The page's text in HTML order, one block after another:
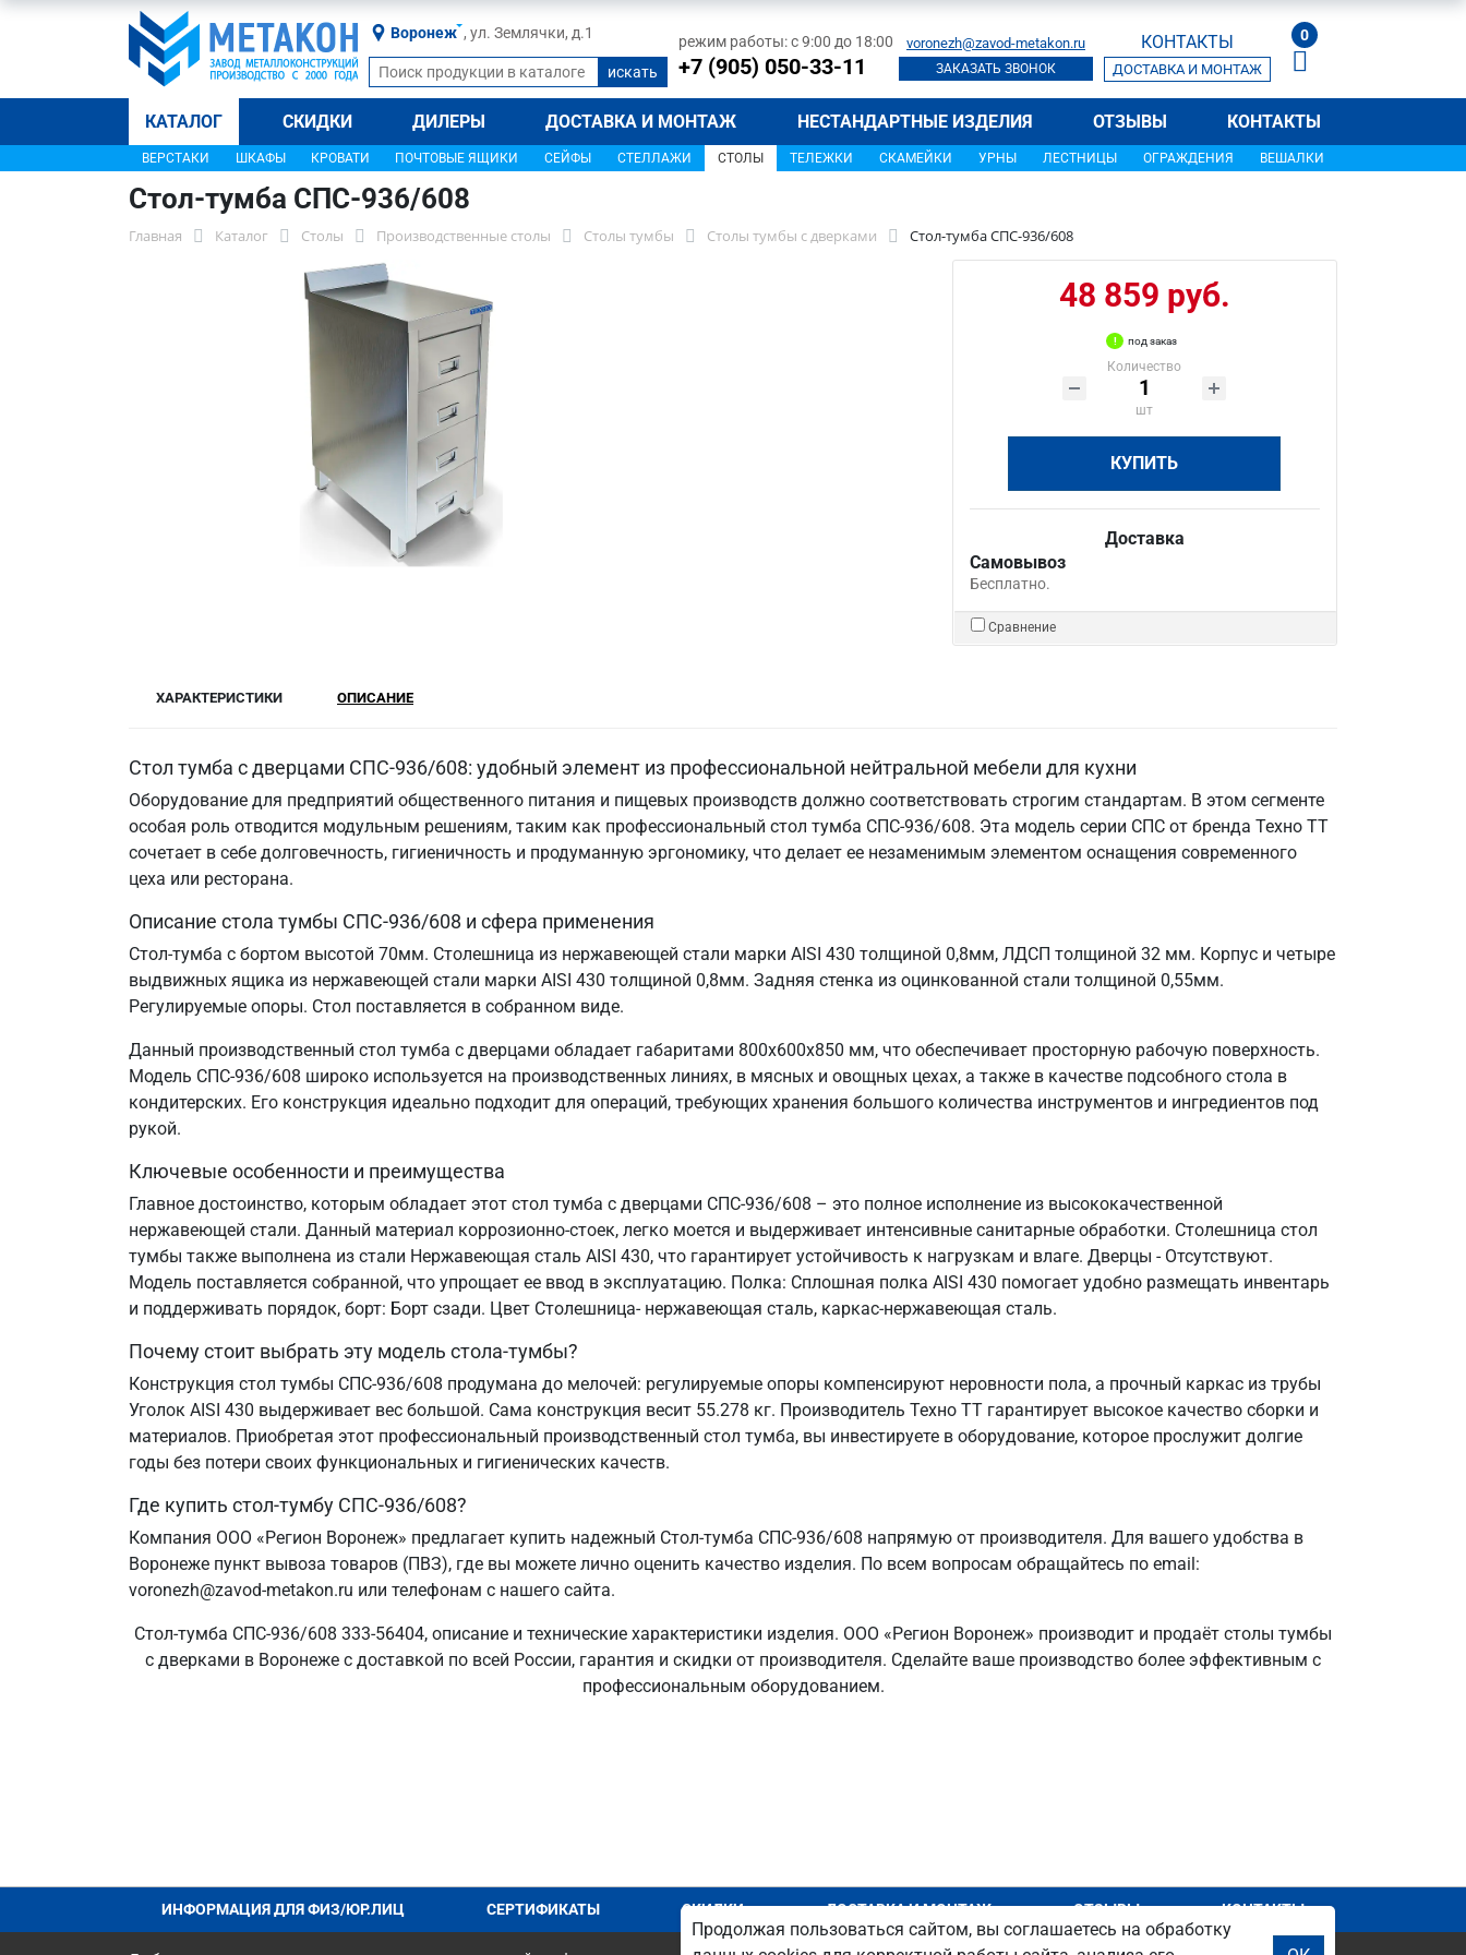
Воронеж , ул. Землячки, д.1 режим работы: с 9:00 до 18:00
+7 (905) 050-33-11
voronezh@zavod-metakon.ru
ЗАКАЗАТЬ ЗВОНОК
КОНТАКТЫ
ДОСТАВКА И МОНТАЖ
0
КАТАЛОГ СКИДКИ ДИЛЕРЫ ДОСТАВКА И МОНТАЖ НЕСТАНДАРТНЫЕ ИЗДЕЛИЯ ОТЗЫВЫ КОНТАКТЫ
ВЕРСТАКИ ШКАФЫ КРОВАТИ ПОЧТОВЫЕ ЯЩИКИ СЕЙФЫ СТЕЛЛАЖИ СТОЛЫ ТЕЛЕЖКИ СКАМЕЙКИ УРНЫ ЛЕСТНИЦЫ ОГРАЖДЕНИЯ ВЕШАЛКИ
Стол-тумба СПС-936/608
Главная Каталог Столы Производственные столы Столы тумбы Столы тумбы с дверками Стол-тумба СПС-936/608
48 859 руб.
под заказ
Количество
шт
КУПИТЬ
Доставка
Самовывоз
Бесплатно.
Сравнение
ХАРАКТЕРИСТИКИ ОПИСАНИЕ
Стол тумба с дверцами СПС-936/608: удобный элемент из профессиональной нейтральной мебели для кухни
Оборудование для предприятий общественного питания и пищевых производств должно соответствовать строгим стандартам. В этом сегменте
особая роль отводится модульным решениям, таким как профессиональный стол тумба СПС-936/608. Эта модель серии СПС от бренда Техно ТТ
сочетает в себе долговечность, гигиеничность и продуманную эргономику, что делает ее незаменимым элементом оснащения современного
цеха или ресторана.
Описание стола тумбы СПС-936/608 и сфера применения
Стол-тумба с бортом высотой 70мм. Столешница из нержавеющей стали марки AISI 430 толщиной 0,8мм, ЛДСП толщиной 32 мм. Корпус и четыре
выдвижных ящика из нержавеющей стали марки AISI 430 толщиной 0,8мм. Задняя стенка из оцинкованной стали толщиной 0,55мм.
Регулируемые опоры. Стол поставляется в собранном виде.
Данный производственный стол тумба с дверцами обладает габаритами 800х600х850 мм, что обеспечивает просторную рабочую поверхность.
Модель СПС-936/608 широко используется на производственных линиях, в мясных и овощных цехах, а также в качестве подсобного стола в
кондитерских. Его конструкция идеально подходит для операций, требующих хранения большого количества инструментов и ингредиентов под
рукой.
Ключевые особенности и преимущества
Главное достоинство, которым обладает этот стол тумба с дверцами СПС-936/608 – это полное исполнение из высококачественной
нержавеющей стали. Данный материал коррозионно-стоек, легко моется и выдерживает интенсивные санитарные обработки. Столешница стол
тумбы также выполнена из стали Нержавеющая сталь AISI 430, что гарантирует устойчивость к нагрузкам и влаге. Дверцы - Отсутствуют.
Модель поставляется собранной, что упрощает ее ввод в эксплуатацию. Полка: Сплошная полка AISI 430 помогает удобно размещать инвентарь
и поддерживать порядок, борт: Борт сзади. Цвет Столешница- нержавеющая сталь, каркас-нержавеющая сталь.
Почему стоит выбрать эту модель стола-тумбы?
Конструкция стол тумбы СПС-936/608 продумана до мелочей: регулируемые опоры компенсируют неровности пола, а прочный каркас из трубы
Уголок AISI 430 выдерживает вес большой. Сама конструкция весит 55.278 кг. Производитель Техно ТТ гарантирует высокое качество сборки и
материалов. Приобретая этот профессиональный производственный стол тумба, вы инвестируете в оборудование, которое прослужит долгие
годы без потери своих функциональных и гигиенических качеств.
Где купить стол-тумбу СПС-936/608?
Компания ООО «Регион Воронеж» предлагает купить надежный Стол-тумба СПС-936/608 напрямую от производителя. Для вашего удобства в
Воронеже пункт вывоза товаров (ПВЗ), где вы можете лично оценить качество изделия. По всем вопросам обращайтесь по email:
voronezh@zavod-metakon.ru или телефонам с нашего сайта.
Стол-тумба СПС-936/608 333-56404, описание и технические характеристики изделия. ООО «Регион Воронеж» производит и продаёт столы тумбы
с дверками в Воронеже с доставкой по всей России, гарантия и скидки от производителя. Сделайте ваше производство более эффективным с
профессиональным оборудованием.
ИНФОРМАЦИЯ ДЛЯ ФИЗ/ЮР.ЛИЦ СЕРТИФИКАТЫ СКИДКИ ДОСТАВКА И МОНТАЖ ОТЗЫВЫ КОНТАКТЫ
Продолжая пользоваться сайтом, вы соглашаетесь на обработку